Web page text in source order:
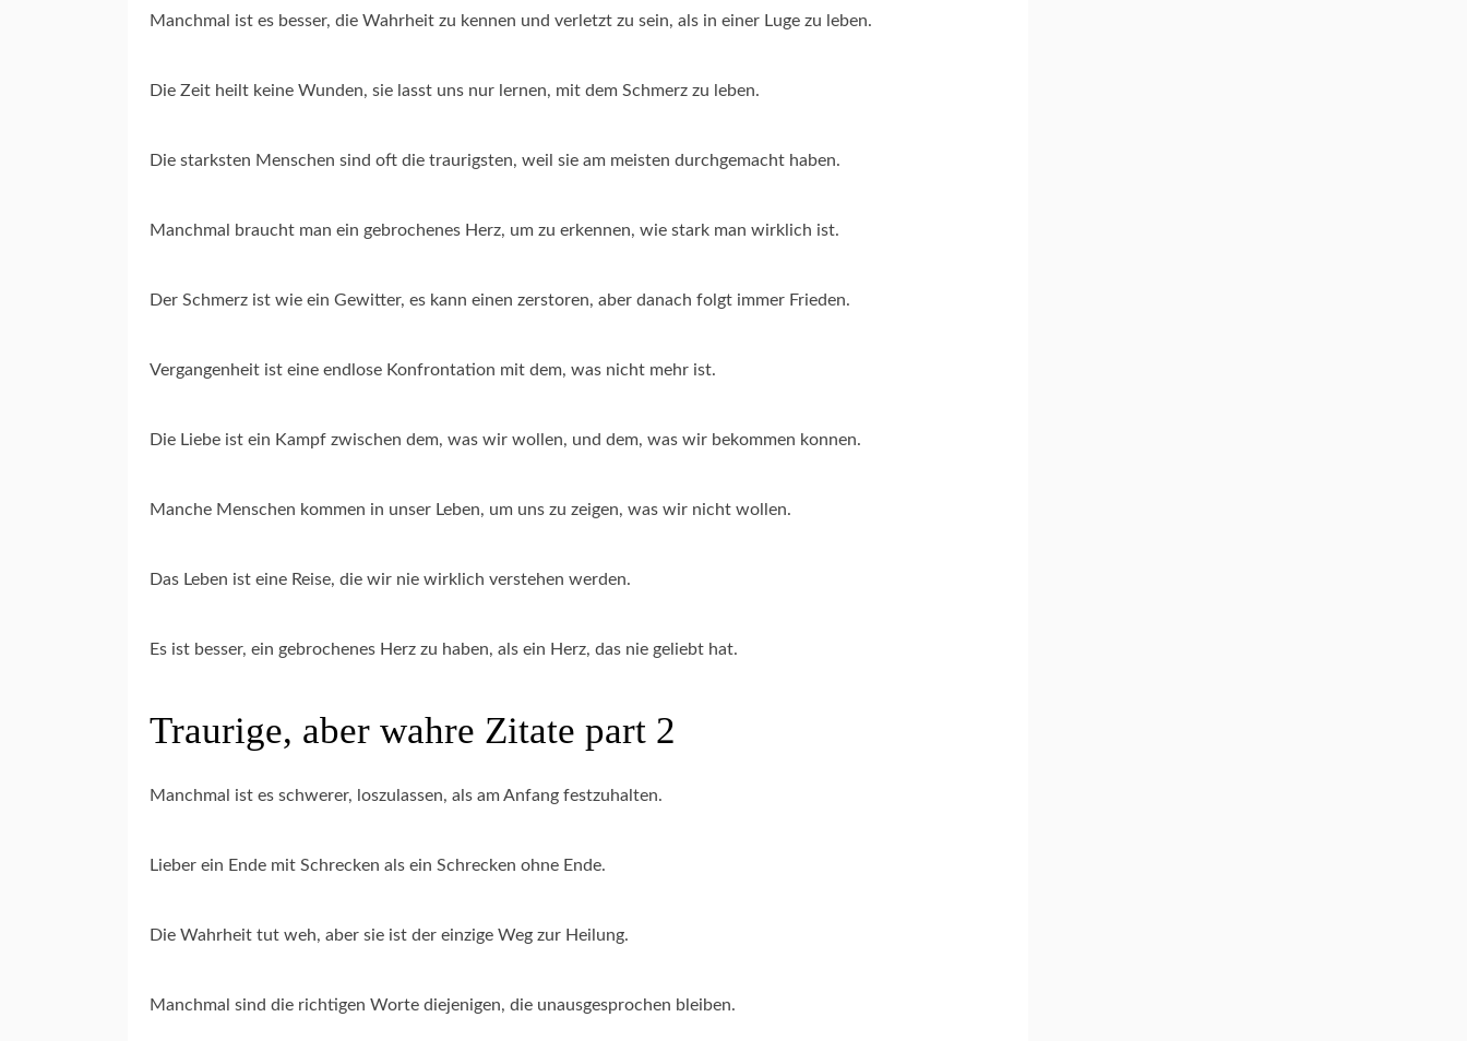
Manchmal ist es besser, die Wahrheit zu kennen und verletzt zu sein, als in einer Luge zu leben.
Die Zeit heilt keine Wunden, sie lasst uns nur lernen, mit dem Schmerz zu leben.
Die starksten Menschen sind oft die traurigsten, weil sie am meisten durchgemacht haben.
Manchmal braucht man ein gebrochenes Herz, um zu erkennen, wie stark man wirklich ist.
Der Schmerz ist wie ein Gewitter, es kann einen zerstoren, aber danach folgt immer Frieden.
Vergangenheit ist eine endlose Konfrontation mit dem, was nicht mehr ist.
Die Liebe ist ein Kampf zwischen dem, was wir wollen, und dem, was wir bekommen konnen.
Manche Menschen kommen in unser Leben, um uns zu zeigen, was wir nicht wollen.
Das Leben ist eine Reise, die wir nie wirklich verstehen werden.
Es ist besser, ein gebrochenes Herz zu haben, als ein Herz, das nie geliebt hat.
Traurige, aber wahre Zitate part 2
Manchmal ist es schwerer, loszulassen, als am Anfang festzuhalten.
Lieber ein Ende mit Schrecken als ein Schrecken ohne Ende.
Die Wahrheit tut weh, aber sie ist der einzige Weg zur Heilung.
Manchmal sind die richtigen Worte diejenigen, die unausgesprochen bleiben.